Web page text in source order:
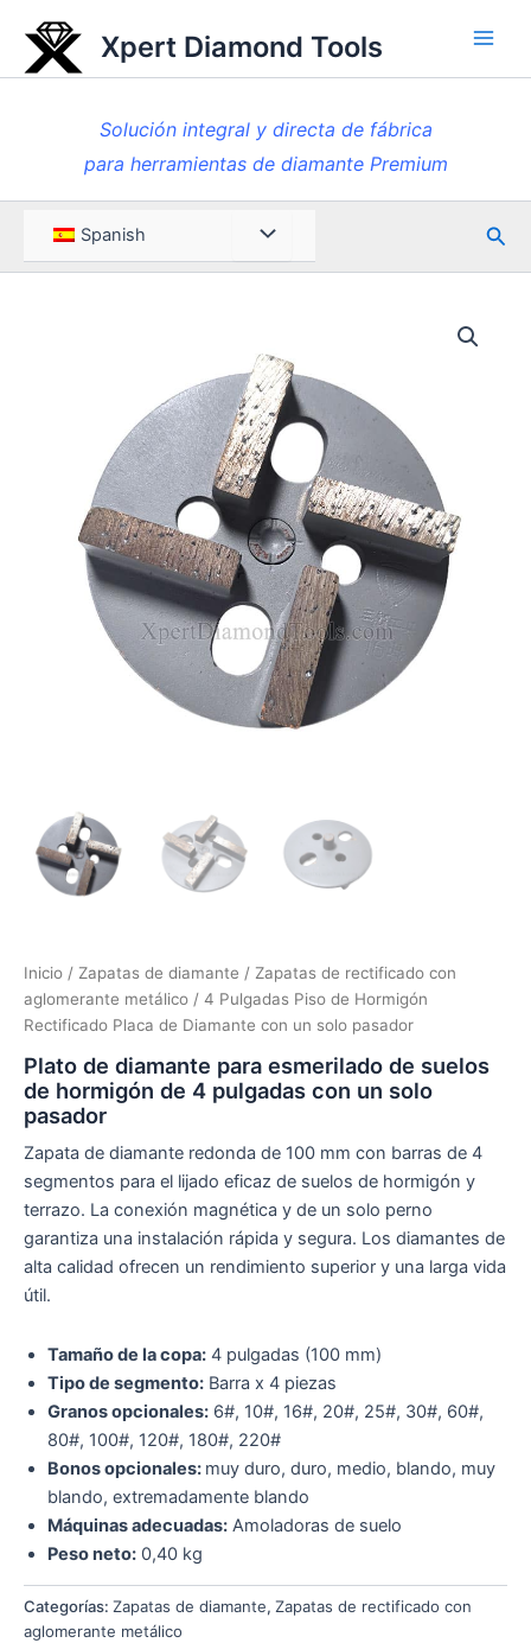
contenido
Xpert Diamond Tools
Solución integral y directa de fábrica
para herramientas de diamante Premium
Spanish Menú
Inicio / Zapatas de diamante / Zapatas de rectificado con
aglomerante metálico / 4 Pulgadas Piso de Hormigón
Rectificado Placa de Diamante con un solo pasador
Plato de diamante para esmerilado de suelos
de hormigón de 4 pulgadas con un solo
pasador
Zapata de diamante redonda de 100 mm con barras de 4
segmentos para el lijado eficaz de suelos de hormigón y
terrazo. La conexión magnética y de un solo perno
garantiza una instalación rápida y segura. Los diamantes de
alta calidad ofrecen un rendimiento superior y una larga vida
útil.
Tamaño de la copa: 4 pulgadas (100 mm)
Tipo de segmento: Barra x 4 piezas
Granos opcionales: 6#, 10#, 16#, 20#, 25#, 30#, 60#,
80#, 100#, 120#, 180#, 220#
Bonos opcionales: muy duro, duro, medio, blando, muy
blando, extremadamente blando
Máquinas adecuadas: Amoladoras de suelo
Peso neto: 0,40 kg
Categorías: Zapatas de diamante, Zapatas de rectificado con
aglomerante metálico